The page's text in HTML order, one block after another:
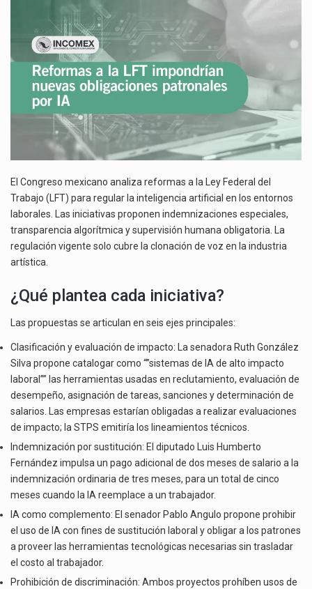
PATRONALES
POR
IA
El Congreso mexicano analiza reformas a la Ley Federal del
Trabajo (LFT) para regular la inteligencia artificial en los entornos
laborales. Las iniciativas proponen indemnizaciones especiales,
transparencia algorítmica y supervisión humana obligatoria. La
regulación vigente solo cubre la clonación de voz en la industria
artística.
¿Qué plantea cada iniciativa?
Las propuestas se articulan en seis ejes principales:
Clasificación y evaluación de impacto: La senadora Ruth González
Silva propone catalogar como “”sistemas de IA de alto impacto
laboral”” las herramientas usadas en reclutamiento, evaluación de
desempeño, asignación de tareas, sanciones y determinación de
salarios. Las empresas estarían obligadas a realizar evaluaciones
de impacto; la STPS emitiría los lineamientos técnicos.
Indemnización por sustitución: El diputado Luis Humberto
Fernández impulsa un pago adicional de dos meses de salario a la
indemnización ordinaria de tres meses, para un total de cinco
meses cuando la IA reemplace a un trabajador.
IA como complemento: El senador Pablo Angulo propone prohibir
el uso de IA con fines de sustitución laboral y obligar a los patrones
a proveer las herramientas tecnológicas necesarias sin trasladar
el costo al trabajador.
Prohibición de discriminación: Ambos proyectos prohíben usos de